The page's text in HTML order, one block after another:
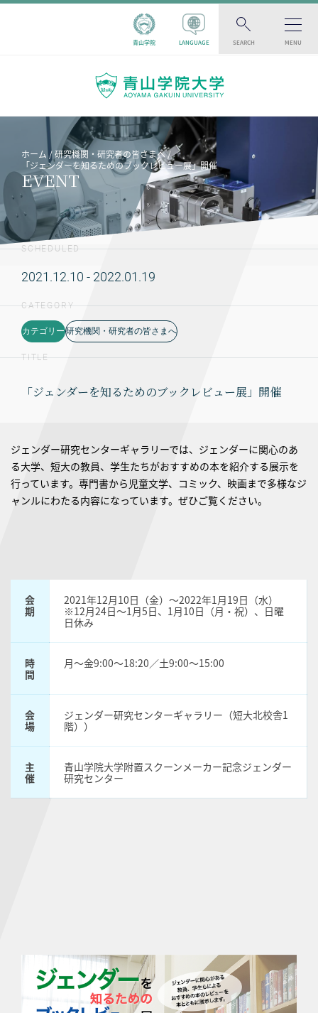
青山学院 LANGUAGE SEARCH MENU
ホーム
研究機関・研究者の皆さまへ
「ジェンダーを知るためのブックレビュー展」開催
EVENT
SCHEDULED
2021.12.10 - 2022.01.19
CATEGORY
カテゴリー 研究機関・研究者の皆さまへ
TITLE
「ジェンダーを知るためのブックレビュー展」開催
ジェンダー研究センターギャラリーでは、ジェンダーに関心のあ
る大学、短大の教員、学生たちがおすすめの本を紹介する展示を
行っています。専門書から児童文学、コミック、映画まで多様なジ
ャンルにわたる内容になっています。ぜひご覧ください。
会
期
2021年12月10日（金）〜2022年1月19日（水）
※12月24日〜1月5日、1月10日（月・祝）、日曜
日休み
時
間
月〜金9:00〜18:20／土9:00〜15:00
会
場
ジェンダー研究センターギャラリー（短大北校舎1
階））
主
催
青山学院大学附置スクーンメーカー記念ジェンダー
研究センター